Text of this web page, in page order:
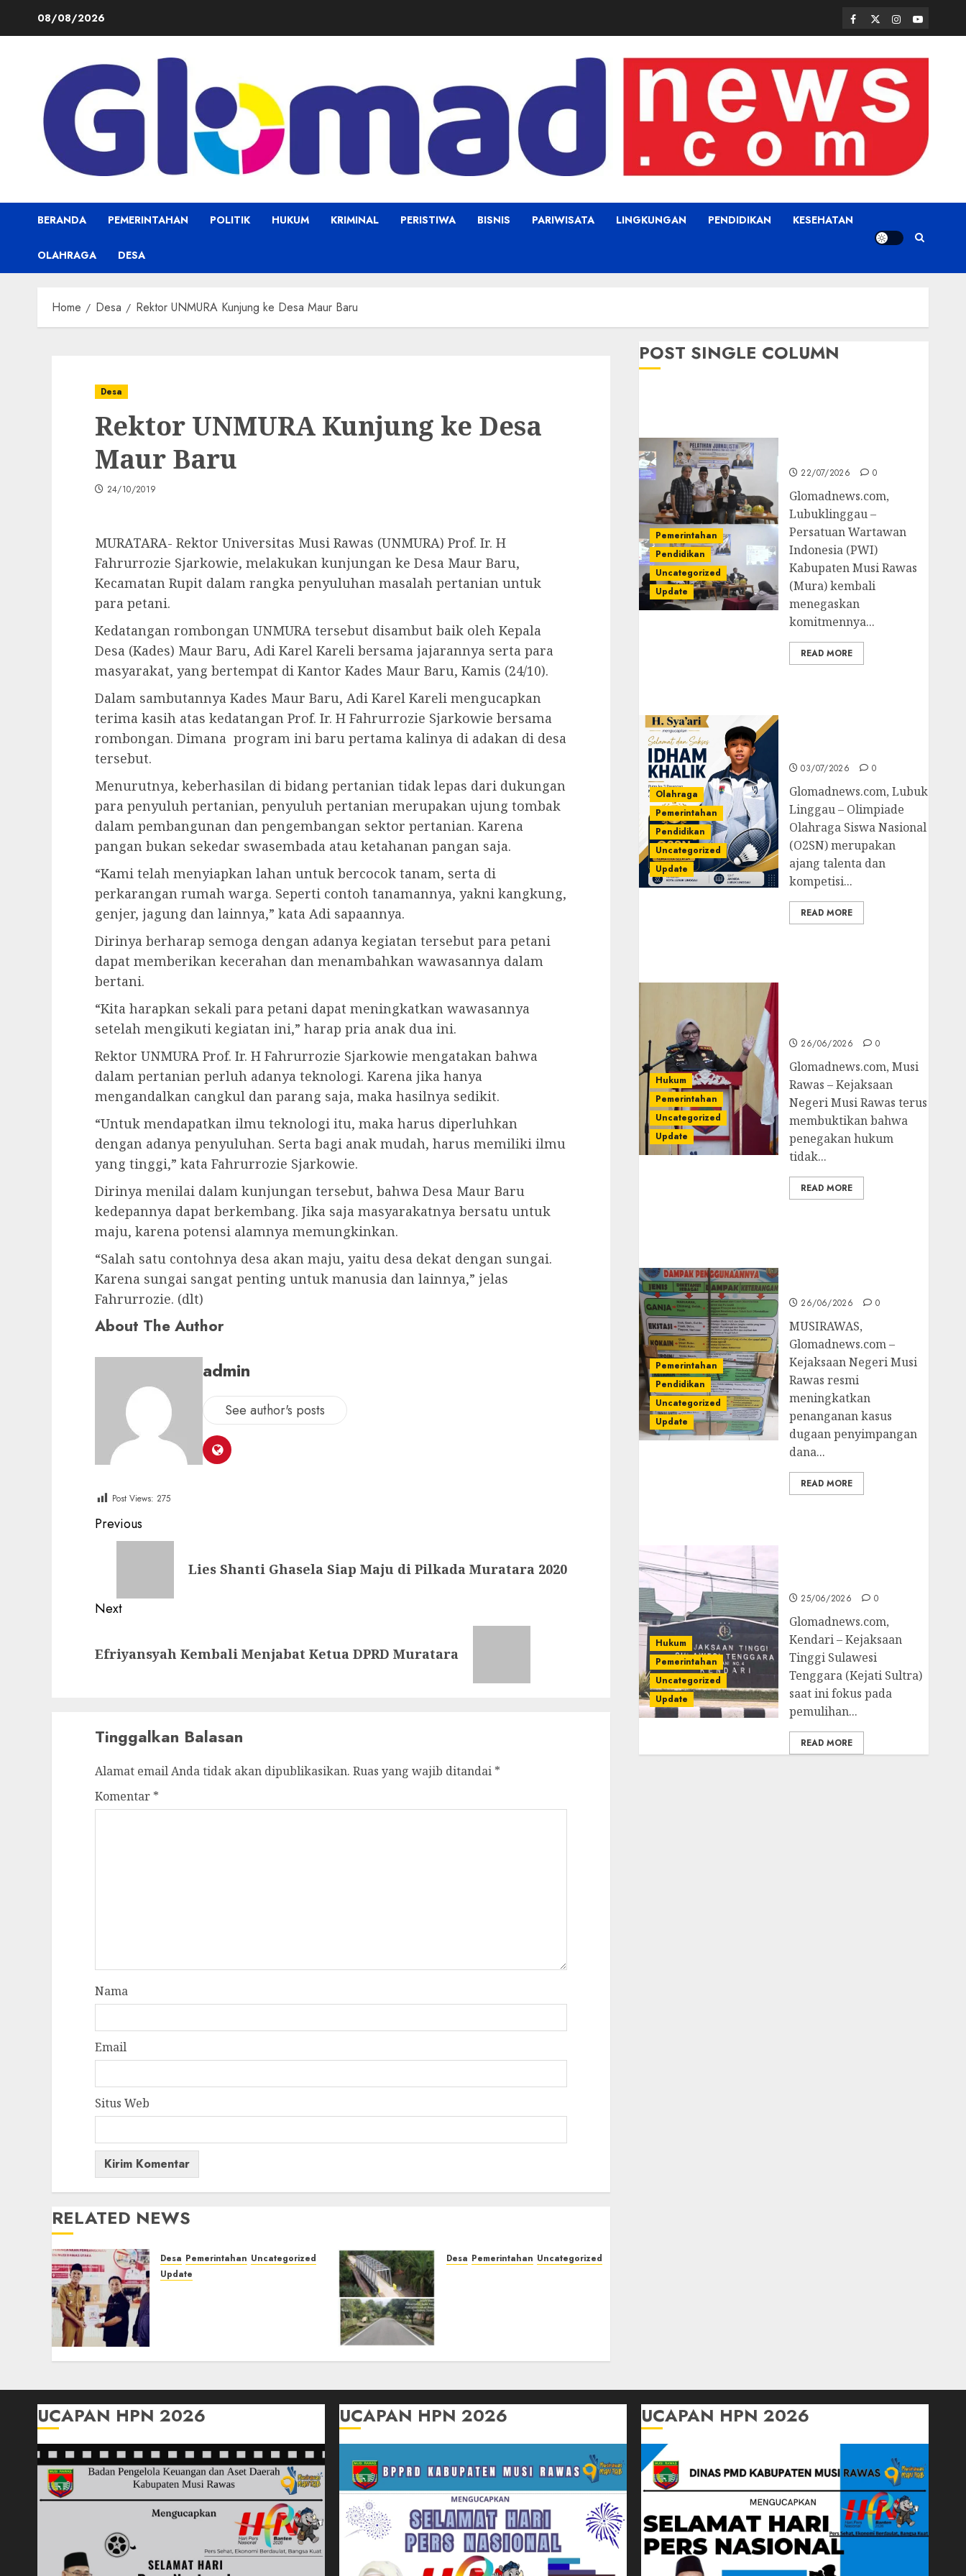
08/08/2026 Facebook
TwitterInstagram
Youtube
BERANDA PEMERINTAHAN POLITIK HUKUM KRIMINAL PERISTIWA BISNIS PARIWISATA LINGKUNGAN PENDIDIKAN KESEHATAN
OLAHRAGA DESA
Home Desa Rektor UNMURA Kunjung ke Desa Maur Baru
Desa
Rektor UNMURA Kunjung ke Desa
Maur Baru
24/10/2019
MURATARA- Rektor Universitas Musi Rawas (UNMURA) Prof. Ir. H
Fahrurrozie Sjarkowie, melakukan kunjungan ke Desa Maur Baru,
Kecamatan Rupit dalam rangka penyuluhan masalah pertanian untuk
para petani.
Kedatangan rombongan UNMURA tersebut disambut baik oleh Kepala
Desa (Kades) Maur Baru, Adi Karel Kareli bersama jajarannya serta para
masyarakat, yang bertempat di Kantor Kades Maur Baru, Kamis (24/10).
Dalam sambutannya Kades Maur Baru, Adi Karel Kareli mengucapkan
terima kasih atas kedatangan Prof. Ir. H Fahrurrozie Sjarkowie bersama
rombongan. Dimana program ini baru pertama kalinya di adakan di desa
tersebut.
Menurutnya, keberhasilan di bidang pertanian tidak lepas dari dukungan
para penyuluh pertanian, penyuluh pertanian merupakan ujung tombak
dalam pembangunan dan pengembangan sektor pertanian. Karena
pangan bukan sekedar swasembada atau ketahanan pangan saja.
“Kami telah menyiapkan lahan untuk bercocok tanam, serta di
perkarangan rumah warga. Seperti contoh tanamannya, yakni kangkung,
genjer, jagung dan lainnya,” kata Adi sapaannya.
Dirinya berharap semoga dengan adanya kegiatan tersebut para petani
dapat memberikan kecerahan dan menambahkan wawasannya dalam
bertani.
“Kita harapkan sekali para petani dapat meningkatkan wawasannya
setelah mengikuti kegiatan ini,” harap pria anak dua ini.
Rektor UNMURA Prof. Ir. H Fahrurrozie Sjarkowie mengatakan bahwa
dalam pertanian perluh adanya teknologi. Karena jika hanya
mengandalkan cangkul dan parang saja, maka hasilnya sedikit.
“Untuk mendapatkan ilmu teknologi itu, maka harus diperluhkan
dengan adanya penyuluhan. Serta bagi anak mudah, harus memiliki ilmu
yang tinggi,” kata Fahrurrozie Sjarkowie.
Dirinya menilai dalam kunjungan tersebut, bahwa Desa Maur Baru
kedepannya dapat berkembang. Jika saja masyarakatnya bersatu untuk
maju, karena potensi alamnya memungkinkan.
“Salah satu contohnya desa akan maju, yaitu desa dekat dengan sungai.
Karena sungai sangat penting untuk manusia dan lainnya,” jelas
Fahrurrozie. (dlt)
About The Author
admin
See author's posts
Post Views: 275
Post
navigation
Previous
Lies Shanti Ghasela Siap Maju di Pilkada Muratara 2020
Next
post:
Efriyansyah Kembali Menjabat Ketua DPRD Muratara
Tinggalkan Balasan
Alamat email Anda tidak akan dipublikasikan. Ruas yang wajib ditandai *
Komentar *
Nama
Email
Situs Web
RELATED NEWS
Desa Pemerintahan Uncategorized
Update
Desa Pemerintahan Uncategorized
POST SINGLE COLUMN
Pemerintahan
Pendidikan
Uncategorized
Update
22/07/2026 0
Glomadnews.com,
Lubuklinggau –
Persatuan Wartawan
Indonesia (PWI)
Kabupaten Musi Rawas
(Mura) kembali
menegaskan
komitmennya...
READ MORE
Olahraga
Pemerintahan
Pendidikan
Uncategorized
Update
03/07/2026 0
Glomadnews.com, Lubuk
Linggau – Olimpiade
Olahraga Siswa Nasional
(O2SN) merupakan
ajang talenta dan
kompetisi...
READ MORE
Hukum
Pemerintahan
Uncategorized
Update
26/06/2026 0
Glomadnews.com, Musi
Rawas – Kejaksaan
Negeri Musi Rawas terus
membuktikan bahwa
penegakan hukum
tidak...
READ MORE
Pemerintahan
Pendidikan
Uncategorized
Update
26/06/2026 0
MUSIRAWAS,
Glomadnews.com –
Kejaksaan Negeri Musi
Rawas resmi
meningkatkan
penanganan kasus
dugaan penyimpangan
dana...
READ MORE
Hukum
Pemerintahan
Uncategorized
Update
25/06/2026 0
Glomadnews.com,
Kendari – Kejaksaan
Tinggi Sulawesi
Tenggara (Kejati Sultra)
saat ini fokus pada
pemulihan...
READ MORE
UCAPAN HPN 2026 UCAPAN HPN 2026 UCAPAN HPN 2026